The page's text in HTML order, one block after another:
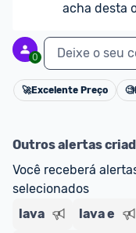
acha desta
0 Deixe o seu
🚀Excelente Preço 🧐
Outros alertas
Você receberá
selecionados
lava
lava e